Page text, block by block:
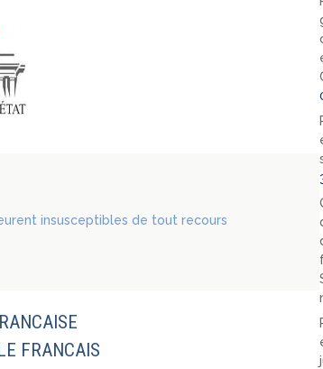
insusceptibles de tout recours
FRANCAIS